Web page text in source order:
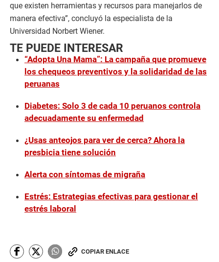
que existen herramientas y recursos para manejarlos de
manera efectiva”, concluyó la especialista de la
Universidad Norbert Wiener.
TE PUEDE INTERESAR
“Adopta Una Mama”: La campaña que promueve
los chequeos preventivos y la solidaridad de las
peruanas
Diabetes: Solo 3 de cada 10 peruanos controla
adecuadamente su enfermedad
¿Usas anteojos para ver de cerca? Ahora la
presbicia tiene solución
Alerta con síntomas de migraña
Estrés: Estrategias efectivas para gestionar el
estrés laboral
COPIAR ENLACE